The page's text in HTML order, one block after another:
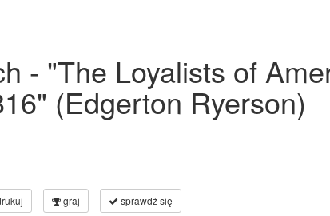
- "The Loyalists of
(Edgerton Ryerson)
graj sprawdź się